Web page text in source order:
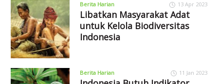
Berita Harian 13 Apr 2023
Libatkan Masyarakat Adat
untuk Kelola Biodiversitas
Indonesia
Berita Harian 11 Jan 2023